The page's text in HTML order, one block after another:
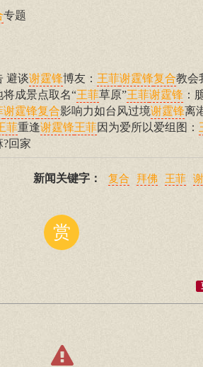
专题
避谈谢霆锋博友： 王菲谢霆锋复合教会
将成景点取名“王菲草原”王菲谢霆锋 ：
谢霆锋复合影响力如台风过境谢霆锋离
菲重逢谢霆锋王菲因为爱所以爱组图：
回家
新闻关键字： 复合 拜佛 王菲
赏